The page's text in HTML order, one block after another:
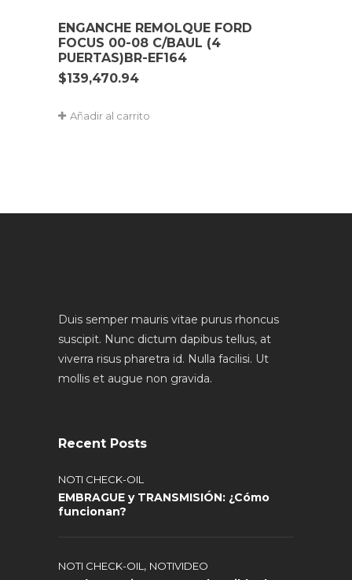
ENGANCHE REMOLQUE FORD
FOCUS 00-08 C/BAUL (4
PUERTAS)BR-EF164
$139,470.94
Añadir al carrito
Duis semper mauris vitae purus rhoncus
suscipit. Nunc dictum dapibus tellus, at
viverra risus pharetra id. Nulla facilisi. Ut
mollis et augue non gravida.
Recent Posts
NOTI CHECK-OIL
EMBRAGUE y TRANSMISIÓN: ¿Cómo
funcionan?
NOTI CHECK-OIL , NOTIVIDEO